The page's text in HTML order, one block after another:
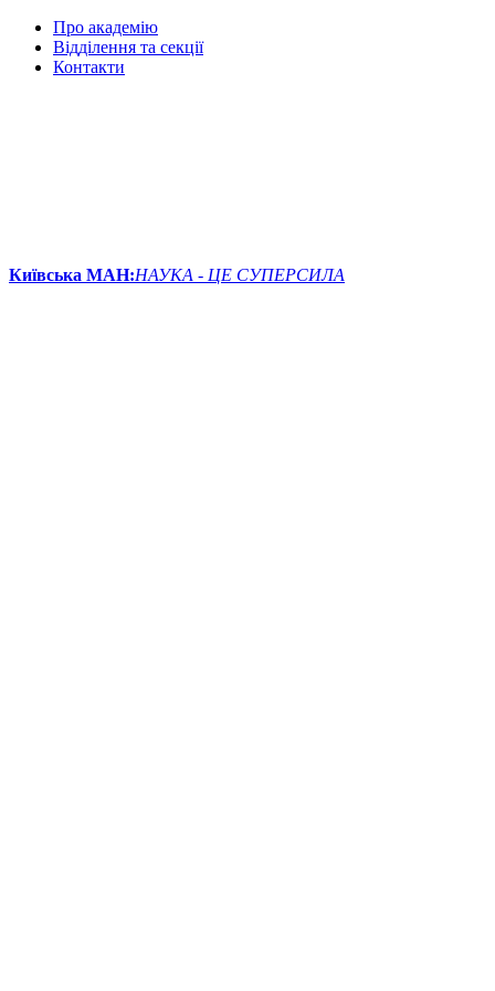
Про академію
Відділення та секції
Контакти
Київська МАН:НАУКА - ЦЕ СУПЕРСИЛА